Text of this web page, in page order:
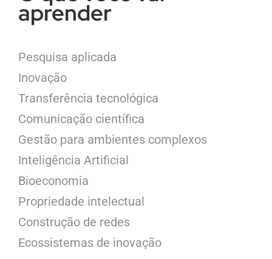
aprender
Pesquisa aplicada
Inovação
Transferência tecnológica
Comunicação científica
Gestão para ambientes complexos
Inteligência Artificial
Bioeconomia
Propriedade intelectual
Construção de redes
Ecossistemas de inovação